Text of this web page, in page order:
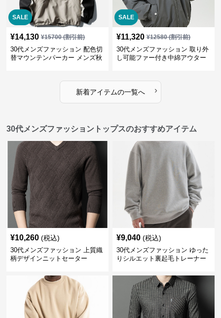
SALE
¥14,130 ¥15700(割引前)
30代メンズファッション 配色切
替マウンテンパーカー メンズ秋
SALE
¥11,320 ¥12580(割引前)
30代メンズファッション 取り外
し可能ファー付き中綿アウター
新着アイテムの一覧へ ›
30代メンズファッショントップスのおすすめアイテム
¥10,260 (税込)
30代メンズファッション 上質織
柄デザインニットセーター
¥9,040 (税込)
30代メンズファッション ゆった
りシルエット裏起毛トレーナー